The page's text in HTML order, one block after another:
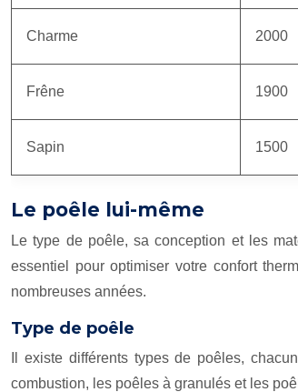
Charme 2000
Frêne 1900
Sapin 1500
Le poêle lui-même
Le type de poêle, sa conception et les
essentiel pour optimiser votre confort
nombreuses années.
Type de poêle
Il existe différents types de poêles,
combustion, les poêles à granulés et les